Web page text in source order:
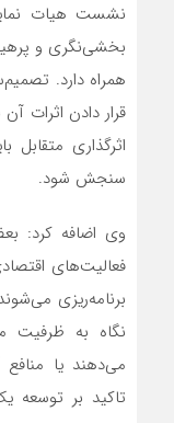
نشست هیات
بخشی‌نگری و پرهیز
همراه دارد.
قرار دادن اثرات
اثرگذاری متقابل
سنجش شود.
وی اضافه کرد:
فعالیت‌های
برنامه‌ریزی
نگاه به ظرفیت
می‌دهند یا
تاکید بر